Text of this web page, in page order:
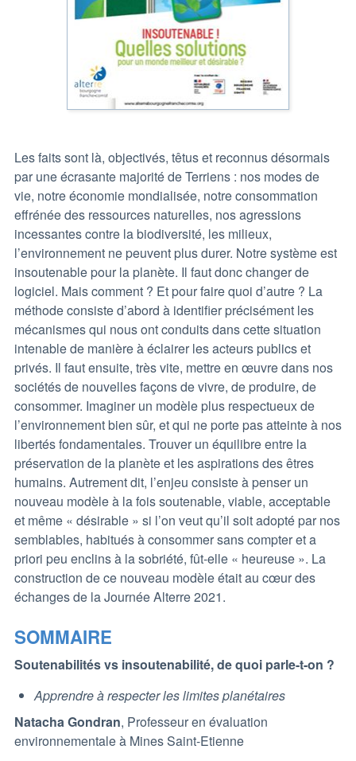
Les faits sont là, objectivés, têtus et reconnus désormais
par une écrasante majorité de Terriens : nos modes de
vie, notre économie mondialisée, notre consommation
effrénée des ressources naturelles, nos agressions
incessantes contre la biodiversité, les milieux,
l’environnement ne peuvent plus durer. Notre système est
insoutenable pour la planète. Il faut donc changer de
logiciel. Mais comment ? Et pour faire quoi d’autre ? La
méthode consiste d’abord à identifier précisément les
mécanismes qui nous ont conduits dans cette situation
intenable de manière à éclairer les acteurs publics et
privés. Il faut ensuite, très vite, mettre en œuvre dans nos
sociétés de nouvelles façons de vivre, de produire, de
consommer. Imaginer un modèle plus respectueux de
l’environnement bien sûr, et qui ne porte pas atteinte à nos
libertés fondamentales. Trouver un équilibre entre la
préservation de la planète et les aspirations des êtres
humains. Autrement dit, l’enjeu consiste à penser un
nouveau modèle à la fois soutenable, viable, acceptable
et même « désirable » si l’on veut qu’il soit adopté par nos
semblables, habitués à consommer sans compter et a
priori peu enclins à la sobriété, fût-elle « heureuse ». La
construction de ce nouveau modèle était au cœur des
échanges de la Journée Alterre 2021.
SOMMAIRE
Soutenabilités vs insoutenabilité, de quoi parle-t-on ?
Apprendre à respecter les limites planétaires
Natacha Gondran, Professeur en évaluation
environnementale à Mines Saint-Etienne